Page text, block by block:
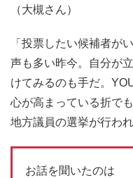
（大槻さん）
「投票したい候補者が
声も多い昨今。自分が
けてみるのも手だ。
心が高まっている折で
地方議員の選挙が行わ
お話を聞いたのは